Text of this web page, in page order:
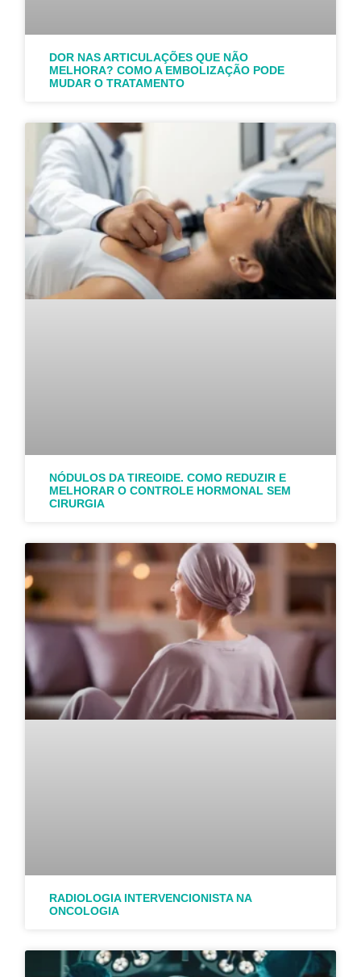
DOR NAS ARTICULAÇÕES QUE NÃO
MELHORA? COMO A EMBOLIZAÇÃO PODE
MUDAR O TRATAMENTO
NÓDULOS DA TIREOIDE. COMO REDUZIR E
MELHORAR O CONTROLE HORMONAL SEM
CIRURGIA
RADIOLOGIA INTERVENCIONISTA NA
ONCOLOGIA